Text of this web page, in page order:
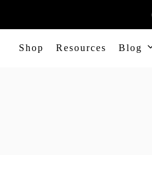
Shop Resources Blog